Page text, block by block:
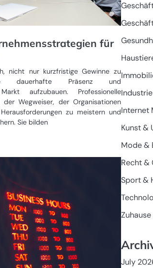
für
nicht nur kurzfristige Gewinne zu
dauerhafte Präsenz und
aufzubauen. Professionelle
Wegweiser, der Organisationen
zu meistern und
Sie bilden
Internet
Kunst &
Mode &
Recht &
Sport &
Zuhause
July